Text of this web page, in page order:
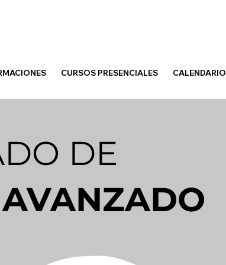
CURSOS PRESENCIALES CALENDARIO
DE